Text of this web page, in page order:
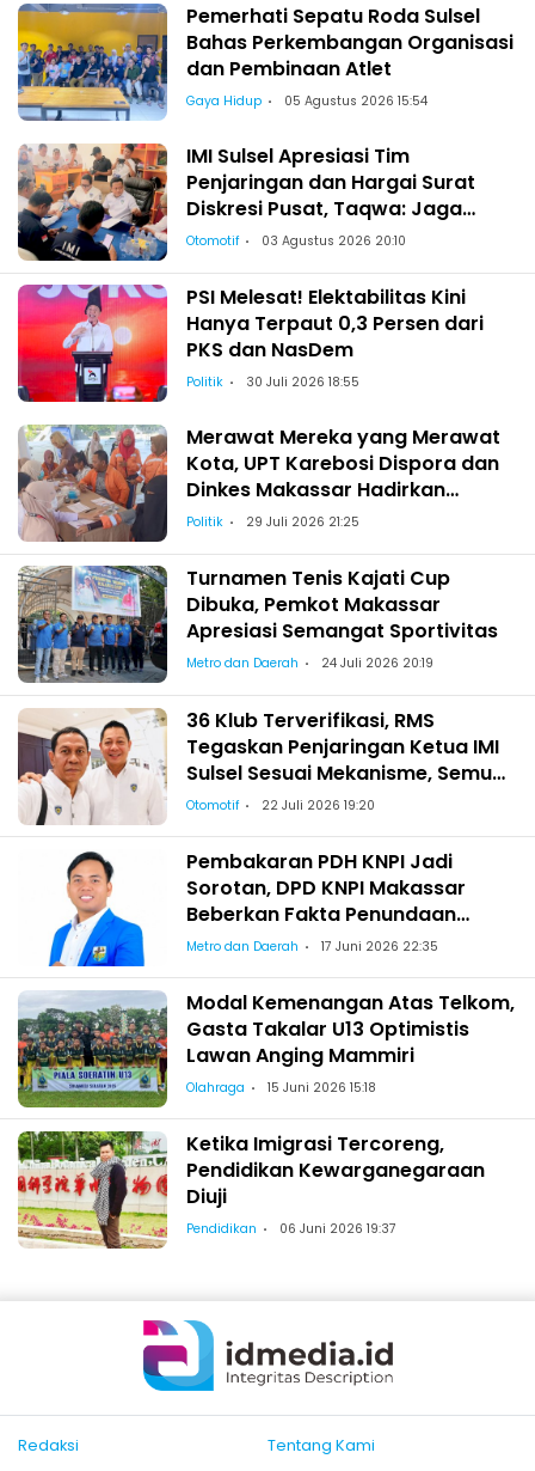
Pemerhati Sepatu Roda Sulsel
Bahas Perkembangan Organisasi
dan Pembinaan Atlet
Gaya Hidup 05 Agustus 2026 15:54
IMI Sulsel Apresiasi Tim
Penjaringan dan Hargai Surat
Diskresi Pusat, Taqwa: Jaga
Kekeluargaan-Kebersamaan
Otomotif 03 Agustus 2026 20:10
PSI Melesat! Elektabilitas Kini
Hanya Terpaut 0,3 Persen dari
PKS dan NasDem
Politik 30 Juli 2026 18:55
Merawat Mereka yang Merawat
Kota, UPT Karebosi Dispora dan
Dinkes Makassar Hadirkan
Pemeriksaan Kesehatan bagi
Politik 29 Juli 2026 21:25
Turnamen Tenis Kajati Cup
Dibuka, Pemkot Makassar
Apresiasi Semangat Sportivitas
Metro dan Daerah 24 Juli 2026 20:19
36 Klub Terverifikasi, RMS
Tegaskan Penjaringan Ketua IMI
Sulsel Sesuai Mekanisme, Semua
Berhak Maju!
Otomotif 22 Juli 2026 19:20
Pembakaran PDH KNPI Jadi
Sorotan, DPD KNPI Makassar
Beberkan Fakta Penundaan
Pelantikan Wajo
Metro dan Daerah 17 Juni 2026 22:35
Modal Kemenangan Atas Telkom,
Gasta Takalar U13 Optimistis
Lawan Anging Mammiri
Olahraga 15 Juni 2026 15:18
Ketika Imigrasi Tercoreng,
Pendidikan Kewarganegaraan
Diuji
Pendidikan 06 Juni 2026 19:37
Redaksi Tentang Kami